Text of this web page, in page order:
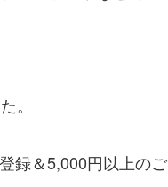
。
録＆5,000円以上のご